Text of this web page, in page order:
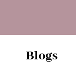
Blogs